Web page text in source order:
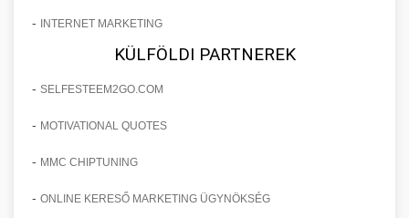
- INTERNET MARKETING
KÜLFÖLDI PARTNEREK
- SELFESTEEM2GO.COM
- MOTIVATIONAL QUOTES
- MMC CHIPTUNING
- ONLINE KERESŐ MARKETING ÜGYNÖKSÉG